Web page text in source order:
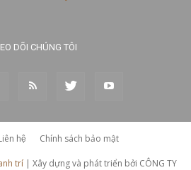
DÕI CHÚNG TÔI
hệ Chính sách bảo mật
trí | Xây dựng và phát triển bởi CÔNG TY